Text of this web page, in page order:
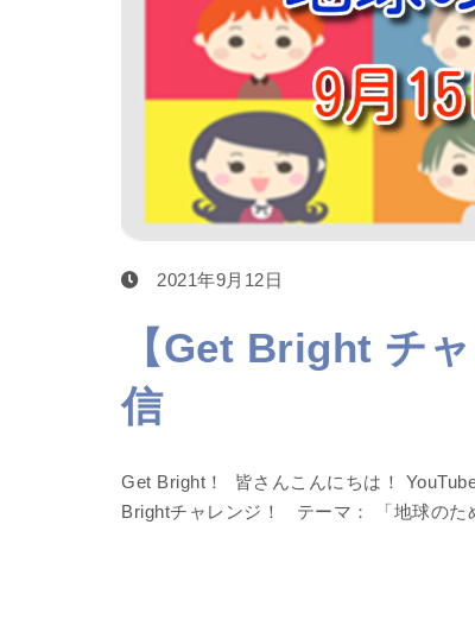
2021年9月12日
【Get Bright チ
信
Get Bright！ 皆さんこんにちは！
Brightチャレンジ！ テーマ： 「地球のた